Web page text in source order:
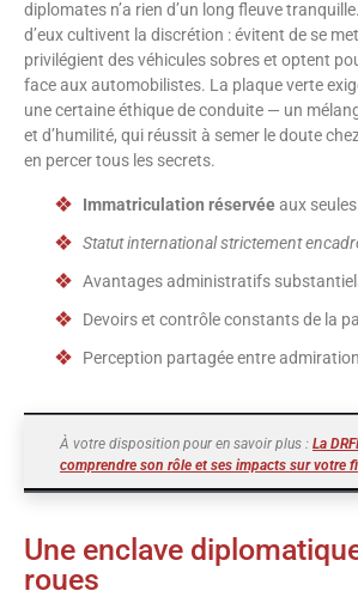
diplomates n’a rien d’un long fleuve
d’eux cultivent la discrétion : évitent de se
privilégient des véhicules sobres et optent
face aux automobilistes. La plaque verte
une certaine éthique de conduite — un
et d’humilité, qui réussit à semer le doute
en percer tous les secrets.
Immatriculation réservéeaux
Statut international strictement
Avantages administratifs
Devoirs et contrôle constants de la
Perception partagée entre
À votre disposition pour en savoir plus : La
comprendre son rôle et ses impacts sur votre
Une enclave
roues